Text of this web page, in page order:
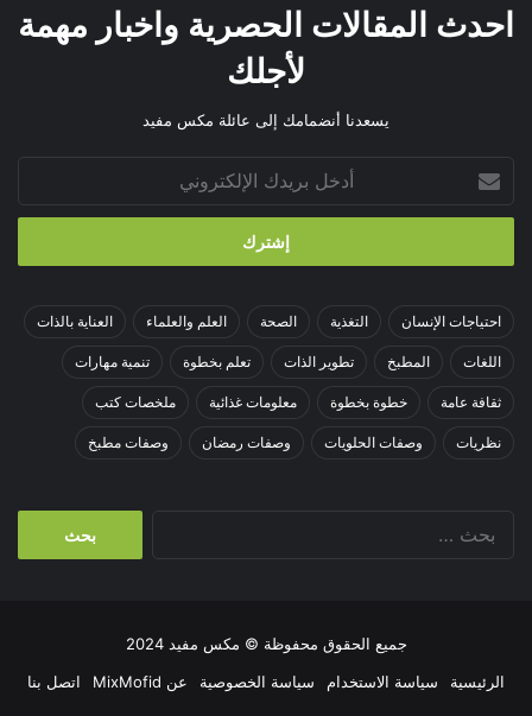
احدث المقالات الحصرية واخبار مهمة
لأجلك
يسعدنا أنضمامك إلى عائلة مكس مفيد
بريدك
الإلكتروني
احتياجات الإنسان التغذية الصحة العلم والعلماء العناية بالذات
اللغات المطبخ تطوير الذات تعلم بخطوة تنمية مهارات
ثقافة عامة خطوة بخطوة معلومات غذائية ملخصات كتب
نظريات وصفات الحلويات وصفات رمضان وصفات مطبخ
جميع الحقوق محفوظة © مكس مفيد 2024
الرئيسية
سياسة الاستخدام سياسة الخصوصية عن MixMofid اتصل بنا